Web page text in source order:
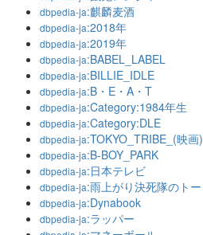
dbpedia-ja:麒麟麦酒
dbpedia-ja:2018年
dbpedia-ja:2019年
dbpedia-ja:BABEL_LABEL
dbpedia-ja:BILLIE_IDLE
dbpedia-ja:B・E・A・T
dbpedia-ja:Category:1984年生
dbpedia-ja:Category:DLE
dbpedia-ja:TOKYO_TRIBE_(映画)
dbpedia-ja:B-BOY_PARK
dbpedia-ja:日本テレビ
dbpedia-ja:雨上がり決死隊のト
dbpedia-ja:Dynabook
dbpedia-ja:ラッパー